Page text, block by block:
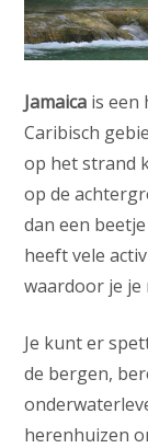
Jamaica is een
Caribisch
op het strand
op de
dan een
heeft vele
waardoor je je
Je kunt er
de bergen,
herenhuizen